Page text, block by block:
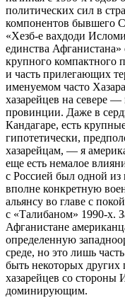
политических сил в
компонентов бывшего
«Хезб-е вахдоди
единства Афганистана»
крупного компактного
и часть прилегающих
именуемом часто
хазарейцев на севере
провинции. Даже в
Кандагаре, есть
гипотетически,
хазарейцам, — я
еще есть немалое
с Россией был одной
вполне конкретную
альянсу во главе с
с «Талибаном» 1990-х.
Афганистане
определенную
среде, но это лишь
быть некоторых
хазарейцев со стороны
доминирующим.